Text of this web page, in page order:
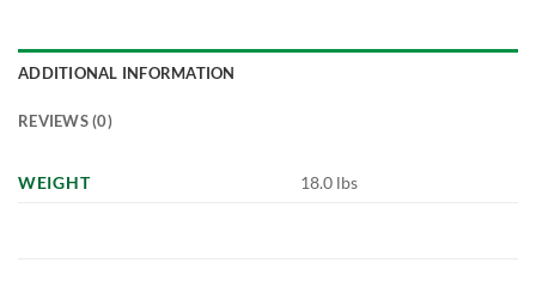
ADDITIONAL INFORMATION
REVIEWS (0)
WEIGHT 18.0 lbs